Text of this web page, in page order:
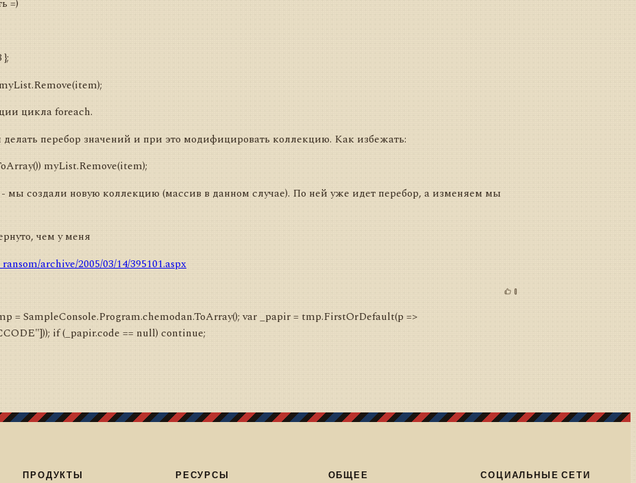
=)
цикла foreach.
делать перебор значений и при это модифицировать коллекцию. Как избежать:
myList.Remove(item);
мы создали новую коллекцию (массив в данном случае). По ней уже идет перебор, а изменяем мы
чем у меня
archive/2005/03/14/395101.aspx
0
= SampleConsole.Program.chemodan.ToArray(); var _papir = tmp.FirstOrDefault(p =>
if (_papir.code == null) continue;
ПРОДУКТЫ РЕСУРСЫ ОБЩЕЕ СОЦИАЛЬНЫЕ СЕТИ